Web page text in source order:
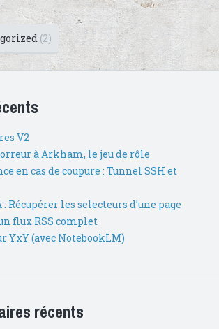
(2)
V2
à Arkham, le jeu de rôle
en cas de coupure : Tunnel SSH et
: Récupérer les selecteurs d’une page
flux RSS complet
YxY (avec NotebookLM)
récents